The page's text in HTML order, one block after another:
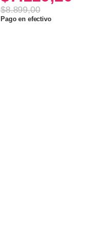
$8.899,00
Pago en efectivo